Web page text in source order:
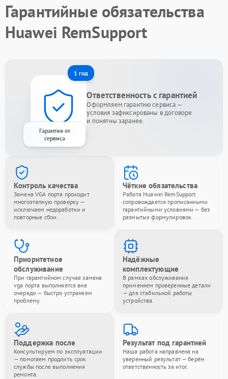
Гарантийные обязательства
Huawei RemSupport
1 год
Гарантия от
сервиса
Ответственность с гарантией
Оформляем гарантию сервиса —
условия зафиксированы в договоре
и понятны заранее.
Контроль качества
Замена VGA порта проходит
многоэтапную проверку —
исключаем недоработки и
повторные сбои.
Чёткие обязательства
Работа Huawei RemSupport
сопровождается прописанными
гарантийными условиями — без
размытых формулировок.
Приоритетное
обслуживание
При гарантийном случае замена
vga порта выполняется вне
очереди — быстро устраняем
проблему.
Надёжные
комплектующие
В рамках обслуживания
применяем проверенные детали
— для стабильной работы
устройства.
Поддержка после
Консультируем по эксплуатации
— помогаем продлить срок
службы после выполнения
ремонта.
Результат под гарантией
Наша работа направлена на
уверенный результат — берём
ответственность за итог.